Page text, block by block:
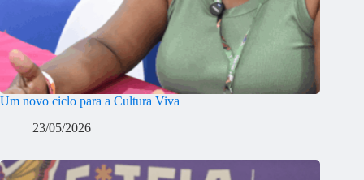
Um novo ciclo para a Cultura Viva
23/05/2026